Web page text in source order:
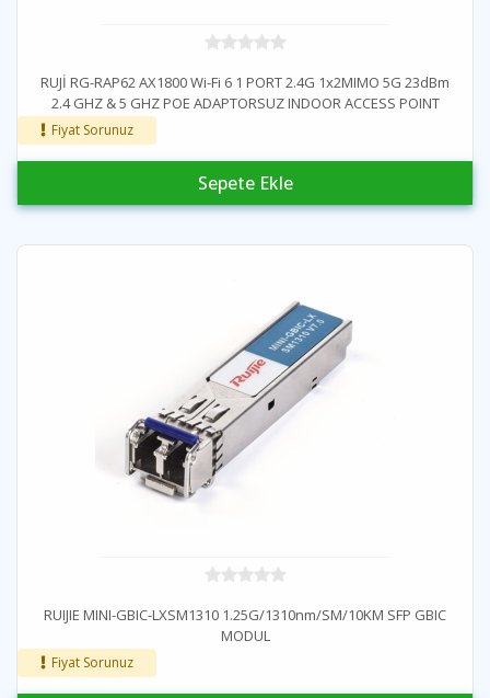
RUJİ RG-RAP62 AX1800 Wi-Fi 6 1 PORT 2.4G 1x2MIMO 5G 23dBm
2.4 GHZ & 5 GHZ POE ADAPTORSUZ INDOOR ACCESS POINT
Fiyat Sorunuz
Sepete Ekle
RUIJIE MINI-GBIC-LXSM1310 1.25G/1310nm/SM/10KM SFP GBIC
MODUL
Fiyat Sorunuz